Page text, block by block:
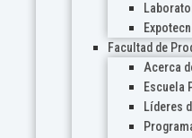
Facultad de
Acerca
Escuela
Líderes